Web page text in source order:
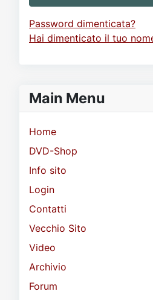
Password dimenticata?
Hai dimenticato il tuo
Main Menu
Home
DVD-Shop
Info sito
Login
Contatti
Vecchio Sito
Video
Archivio
Forum